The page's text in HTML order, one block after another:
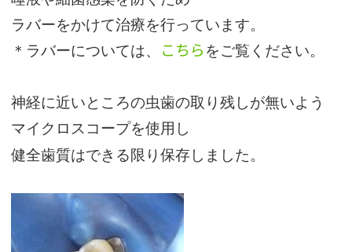
ラバーをかけて治療を行っています。
＊ラバーについては、
こちら をご覧ください。
神経に近いところの虫歯の取り残しが無いよう
マイクロスコープを使用し
健全歯質はできる限り保存しました。